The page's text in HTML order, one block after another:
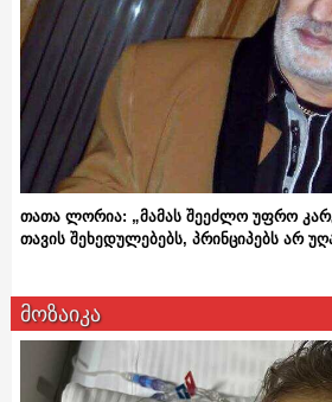
თათა ლორია: „მამას შეეძლო უფრო
თავის შეხედულებებს, პრინციპებს არ
მოზაიკა